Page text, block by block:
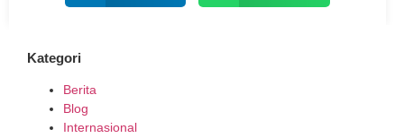
Kategori
Berita
Blog
Internasional